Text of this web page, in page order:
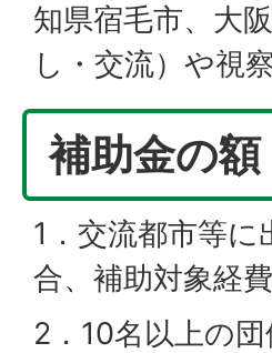
知県宿毛市、大
し・交流）や視
補助金の額
1．交流都市等
合、補助対象経
2．10名以上の